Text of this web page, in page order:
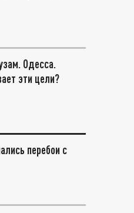
Одесса.
эти цели?
перебои с